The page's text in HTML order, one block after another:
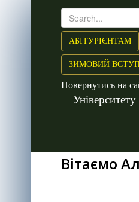
АБІТУРІЄНТАМ
ЗИМОВИЙ
Повернутись на
Університету
Вітаємо